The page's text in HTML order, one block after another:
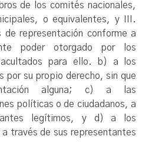
de los comités nacionales,
o equivalentes, y III.
de representación conforme a
poder otorgado por los
para ello. b) a los
por su propio derecho, sin que
alguna; c) a las
políticas o de ciudadanos, a
legítimos, y d) a los
través de sus representantes